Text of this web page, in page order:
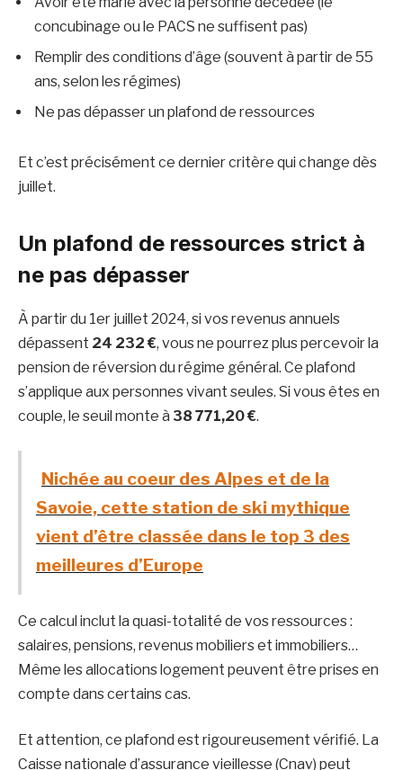
concubinage ou le PACS ne suffisent pas)
Remplir des conditions d’âge (souvent à partir de 55
ans, selon les régimes)
Ne pas dépasser un plafond de ressources
Et c’est précisément ce dernier critère qui change dès
juillet.
Un plafond de ressources strict à
ne pas dépasser
À partir du 1er juillet 2024, si vos revenus annuels
dépassent 24 232 €, vous ne pourrez plus percevoir la
pension de réversion du régime général. Ce plafond
s’applique aux personnes vivant seules. Si vous êtes en
couple, le seuil monte à 38 771,20 €.
Nichée au coeur des Alpes et de la
Savoie, cette station de ski mythique
vient d’être classée dans le top 3 des
meilleures d’Europe
Ce calcul inclut la quasi-totalité de vos ressources :
salaires, pensions, revenus mobiliers et immobiliers…
Même les allocations logement peuvent être prises en
compte dans certains cas.
Et attention, ce plafond est rigoureusement vérifié. La
Caisse nationale d’assurance vieillesse (Cnav) peut